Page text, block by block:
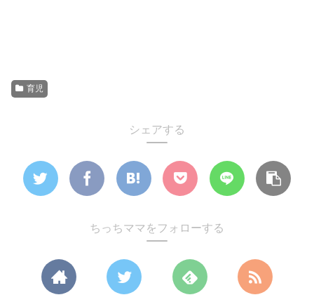
育児
シェアする
ちっちママをフォローする